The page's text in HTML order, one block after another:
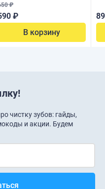
₽
₽
В корзину
чистку зубов: гайды,
и акции. Будем